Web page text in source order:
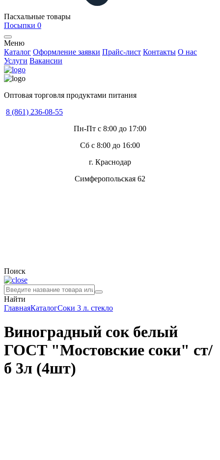
Пасхальные товары
Посыпки 0
Меню
Каталог Оформление заявки Прайс-лист Контакты О нас
Услуги Вакансии
Оптовая торговля продуктами питания
8 (861) 236-08-55
Пн-Пт с 8:00 до 17:00
Сб с 8:00 до 16:00
г. Краснодар
Симферопольская 62
Поиск
Найти
ГлавнаяКаталогСоки 3 л. стекло
Виноградный сок белый
ГОСТ "Мостовские соки" ст/
б 3л (4шт)